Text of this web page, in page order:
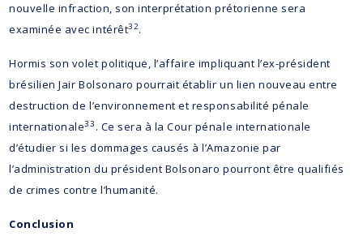
nouvelle infraction, son interprétation prétorienne sera
examinée avec intérêt32.
Hormis son volet politique, l’affaire impliquant l’ex-président
brésilien Jair Bolsonaro pourrait établir un lien nouveau entre
destruction de l’environnement et responsabilité pénale
internationale33 . Ce sera à la Cour pénale internationale
d’étudier si les dommages causés à l’Amazonie par
l’administration du président Bolsonaro pourront être qualifiés
de crimes contre l’humanité.
Conclusion